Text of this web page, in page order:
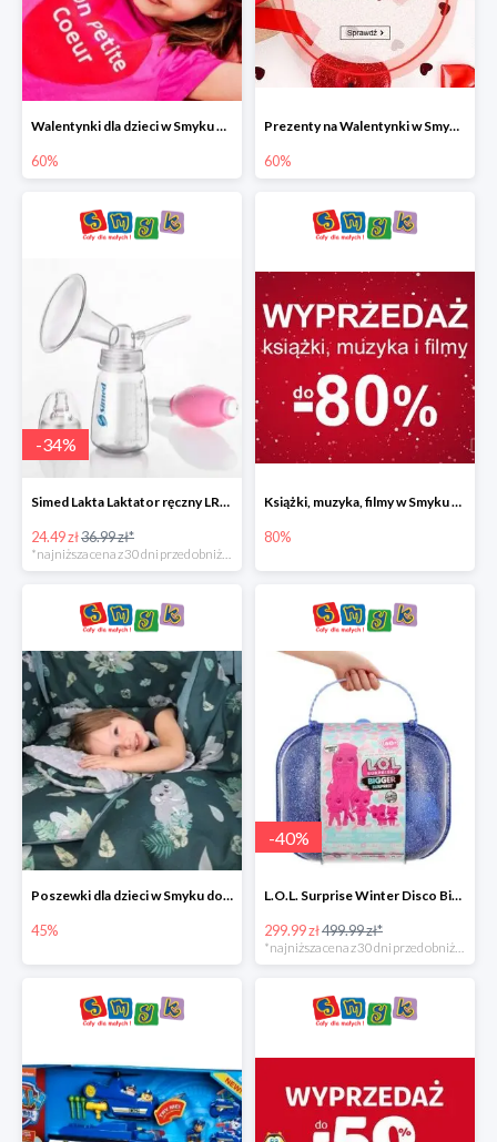
Walentynki dla dzieci w Smyku do -60%
60%
Prezenty na Walentynki w Smyku do -60%
60%
-34%
Simed Lakta Laktator ręczny LR-8 -34%
24.49 zł36.99 zł*
*najniższa cena z 30 dni przed obniżką
Książki, muzyka, filmy w Smyku do -80%
80%
Poszewki dla dzieci w Smyku do -45%
45%
-40%
L.O.L. Surprise Winter Disco Bigger Surprise Zestaw laleczek w walizce -40%
299.99 zł499.99 zł*